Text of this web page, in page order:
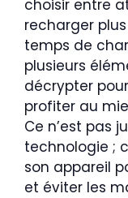
choisir entre
recharger
temps de
plusieurs
décrypter
profiter au
Ce n’est pas
technologie ;
son appareil
et éviter les